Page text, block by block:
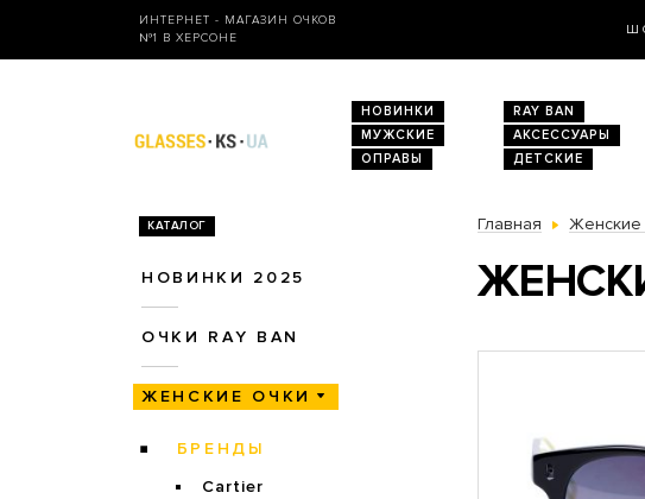
ИНТЕРНЕТ - МАГАЗИН ОЧКОВ
№1 В ХЕРСОНЕ
НОВИНКИ RAY BAN
МУЖСКИЕ
АКСЕССУАРЫ
ОПРАВЫ
ДЕТСКИЕ
КАТАЛОГ
НОВИНКИ 2025
ОЧКИ RAY BAN
ЖЕНСКИЕ ОЧКИ
БРЕНДЫ
Cartier
Главная Женские